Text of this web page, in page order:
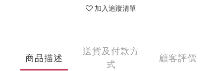
加入追蹤清單
商品描述
送貨及付款方
式
顧客評價